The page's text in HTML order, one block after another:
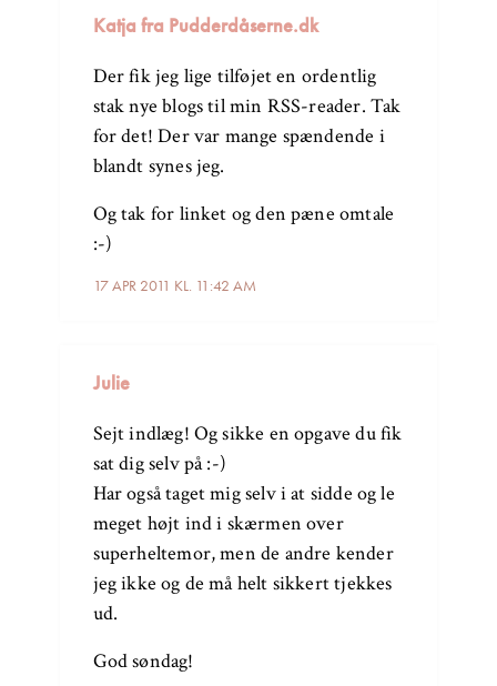
Katja fra Pudderdåserne.dk
17 APR 2011 KL. 11:42 AM
Der fik jeg lige tilføjet en ordentlig
stak nye blogs til min RSS-reader. Tak
for det! Der var mange spændende i
blandt synes jeg.
Og tak for linket og den pæne omtale
:-)
Julie
Sejt indlæg! Og sikke en opgave du fik
sat dig selv på :-)
Har også taget mig selv i at sidde og le
meget højt ind i skærmen over
superheltemor, men de andre kender
jeg ikke og de må helt sikkert tjekkes
ud.
God søndag!